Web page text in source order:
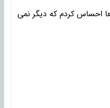
احساس کردم که دیگر نمی